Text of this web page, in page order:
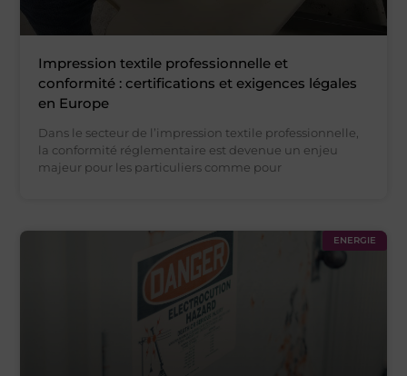
Impression textile professionnelle et
conformité : certifications et exigences légales
en Europe
Dans le secteur de l’impression textile professionnelle,
la conformité réglementaire est devenue un enjeu
majeur pour les particuliers comme pour
ENERGIE